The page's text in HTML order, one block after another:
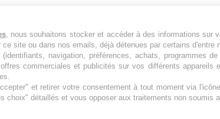
A PROPOS
Qui sommes nous ?
Mentions Légales
, nous souhaitons stocker et accéder à des informations sur
site ou dans nos emails, déjà détenues par certains
navigation, préférences, achats, programmes
commerciales et publicités sur vos différents
et retirer votre consentement à tout moment via
choix" détaillés et vous opposer aux traitements non soumis